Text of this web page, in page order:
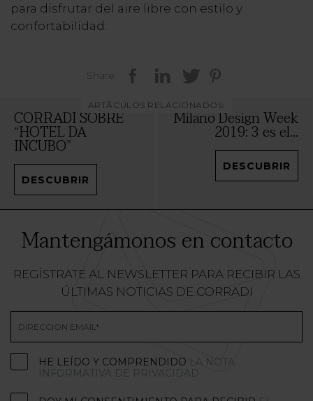
para disfrutar del aire libre con estilo y
confortabilidad.
Share
ARTÃCULOS RELACIONADOS:
CORRADI SOBRE
“HOTEL DA
INCUBO”
DESCUBRIR
Milano Design Week
2019: 3 es el...
DESCUBRIR
Mantengámonos en contacto
REGÍSTRATE AL NEWSLETTER PARA RECIBIR LAS
ÚLTIMAS NOTICIAS DE CORRADI
HE LEÍDO Y COMPRENDIDO LA NOTA
INFORMATIVA DE PRIVACIDAD